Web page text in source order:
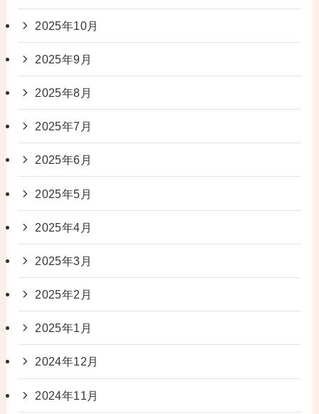
2025年10月
2025年9月
2025年8月
2025年7月
2025年6月
2025年5月
2025年4月
2025年3月
2025年2月
2025年1月
2024年12月
2024年11月